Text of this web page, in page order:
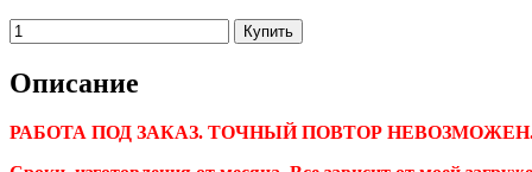
Описание
РАБОТА ПОД ЗАКАЗ. ТОЧНЫЙ ПОВТОР